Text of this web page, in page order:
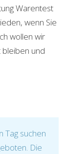
Warentest
wenn Sie
wollen wir
und
Tag suchen
Die